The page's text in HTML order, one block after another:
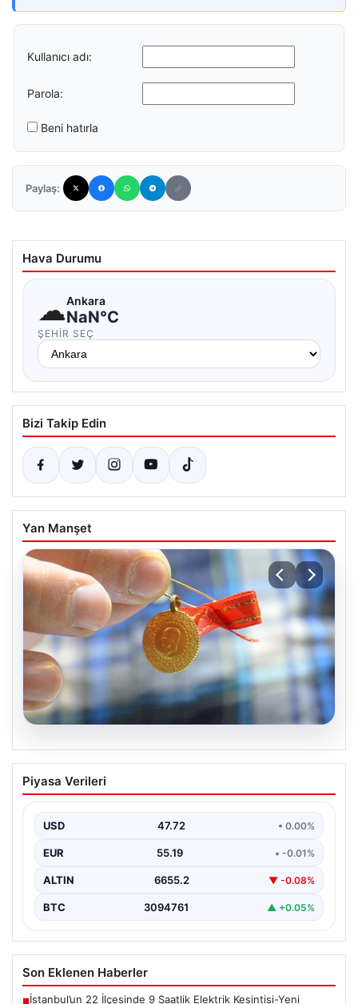
Kullanıcı adı:
Parola:
Beni hatırla
Paylaş:
Hava Durumu
☁Ankara
NaN°C
ŞEHIR SEÇ
Bizi Takip Edin
Yan Manşet
08.08.2026
8 Nisan 2026 Güncel Altın Fiyatları ve
Ekonomik Gelişmeler
jeopolitik gelişmelerle birlikte ekonomik verilerin de
etkisiyle hareketlilik…
Piyasa Verileri
USD 47.72 • 0.00%
EUR 55.19 • -0.01%
ALTIN 6655.2 ▼ -0.08%
BTC 3094761 ▲ +0.05%
Son Eklenen Haberler
■İstanbul’un 22 İlçesinde 9 Saatlik Elektrik Kesintisi-Yeni